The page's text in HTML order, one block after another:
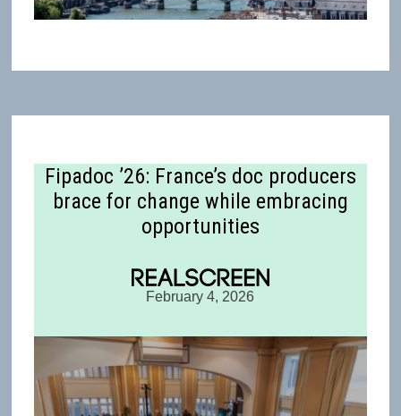
Fipadoc ’26: France’s doc producers
brace for change while embracing
opportunities
February 4, 2026